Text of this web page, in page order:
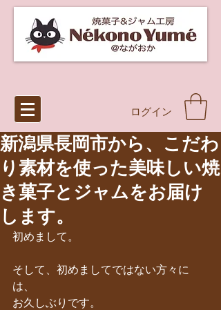
ログイン
新潟県長岡市から、こだわ
り素材を使った美味しい焼
き菓子とジャムをお届け
します。
初めまして。
そして、初めましてではない方々に
は、
お久しぶりです。